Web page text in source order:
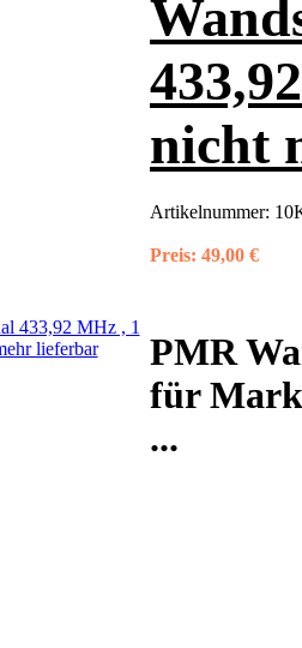
nicht
Artikelnummer:
Preis: 49,00 €
PMR
für
...